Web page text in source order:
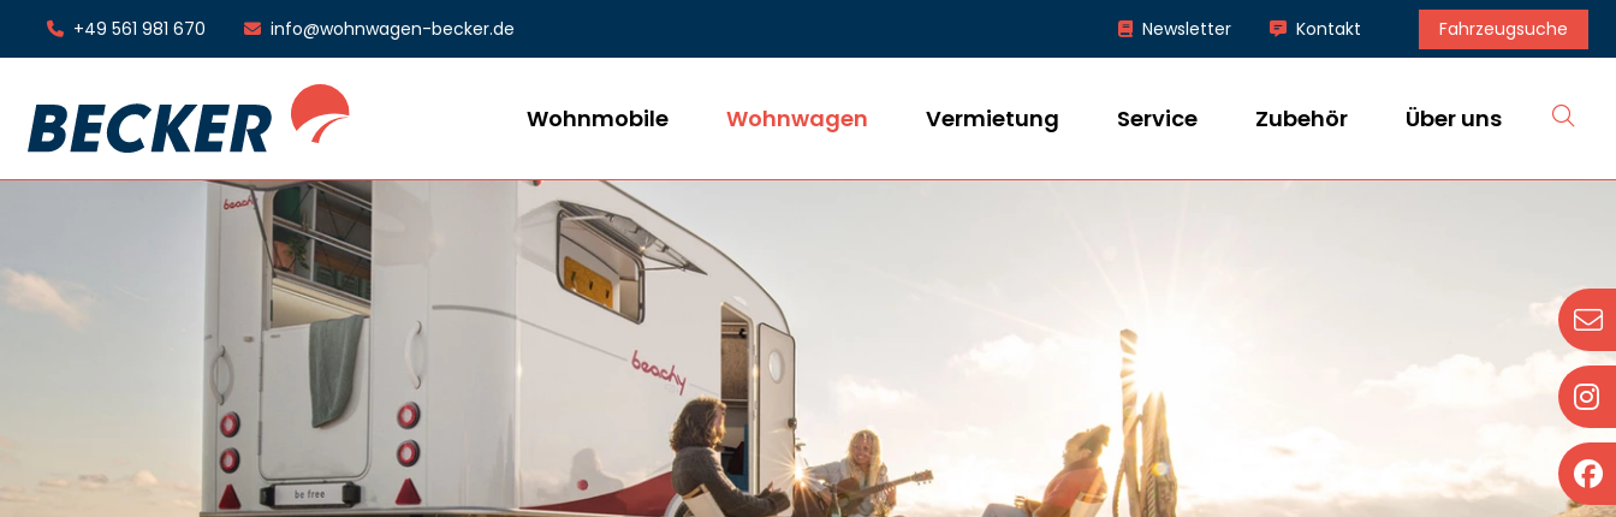
+49 561 981 670 info@wohnwagen-becker.de Newsletter Kontakt Fahrzeugsuche
Wohnmobile Wohnwagen Vermietung Service Zubehör Über uns